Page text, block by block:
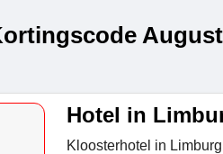
Hotel in
Kloosterhotel in